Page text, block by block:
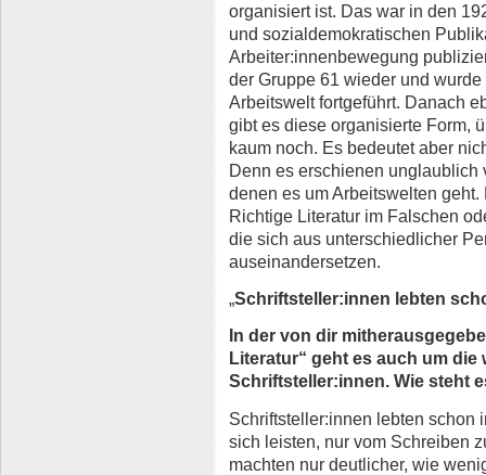
organisiert ist. Das war in den
und sozialdemokratischen
Arbeiter:innenbewegung
der Gruppe 61 wieder und
Arbeitswelt fortgeführt. Danach
gibt es diese organisierte Form,
kaum noch. Es bedeutet aber
Denn es erschienen
denen es um Arbeitswelten
Richtige Literatur im Falschen
die sich aus unterschiedlicher
auseinandersetzen.
„Schriftsteller:innen lebten
In der von dir
Literatur“ geht es auch um
Schriftsteller:innen. Wie steht
Schriftsteller:innen lebten schon
sich leisten, nur vom Schreiben
machten nur deutlicher, wie